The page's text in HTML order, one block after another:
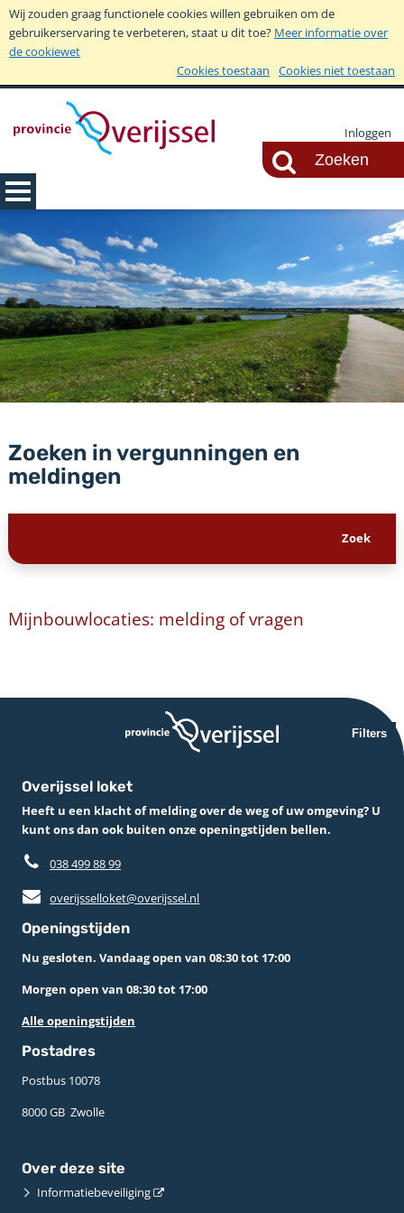
Wij zouden graag functionele cookies willen gebruiken om de
gebruikerservaring te verbeteren, staat u dit toe? Meer informatie over
de cookiewet
Cookies toestaan
Cookies niet toestaan
Inloggen
Zoeken in vergunningen en
meldingen
Mijnbouwlocaties: melding of vragen
Filters
Overijssel loket
Heeft u een klacht of melding over de weg of uw omgeving? U
kunt ons dan ook buiten onze openingstijden bellen.
038 499 88 99
overijsselloket@overijssel.nl
Openingstijden
Nu gesloten. Vandaag open van 08:30 tot 17:00
Morgen open van 08:30 tot 17:00
Alle openingstijden
Postadres
Postbus 10078 ­
8000 GB ­ Zwolle
Over deze site
Informatiebeveiliging